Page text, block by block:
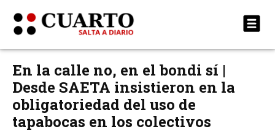
En la calle no, en el bondi sí |
Desde SAETA insistieron en la
obligatoriedad del uso de
tapabocas en los colectivos